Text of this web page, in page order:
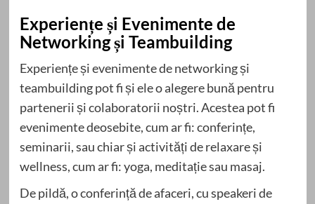
Experiențe și Evenimente de
Networking și Teambuilding
Experiențe și evenimente de networking și
teambuilding pot fi și ele o alegere bună pentru
partenerii și colaboratorii noștri. Acestea pot fi
evenimente deosebite, cum ar fi: conferințe,
seminarii, sau chiar și activități de relaxare și
wellness, cum ar fi: yoga, meditație sau masaj.
De pildă, o conferință de afaceri, cu speakeri de